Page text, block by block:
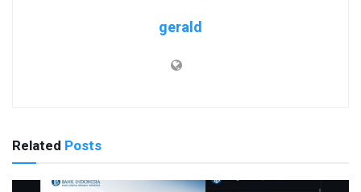
gerald
Related Posts